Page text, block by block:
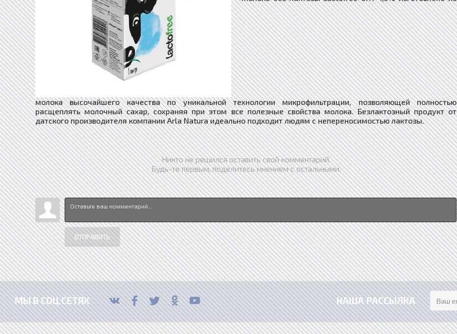
молока высочайшего качества по уникальной технологии микрофильтрации, позволяющей полностью
расщеплять молочный сахар, сохраняя при этом все полезные свойства молока. Безлактозный продукт от
датского производителя компании Arla Natura идеально подходит людям с непереносимостью лактозы.
Никто не решился оставить свой комментарий.
Будь-те первым, поделитесь мнением с остальными.
ОТПРАВИТЬ
МЫ В СОЦ.СЕТЯХ НАША РАССЫЛКА